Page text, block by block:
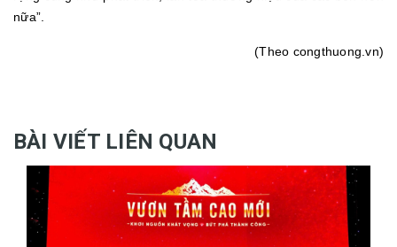
nữa”.
(Theo congthuong.vn)
BÀI VIẾT LIÊN QUAN